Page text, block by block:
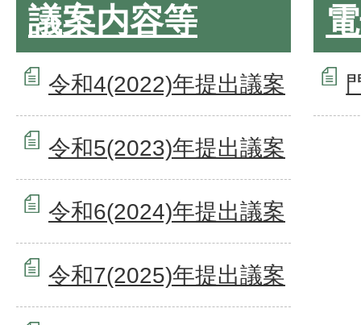
議案内容等
令和4(2022)年提出議案
令和5(2023)年提出議案
令和6(2024)年提出議案
令和7(2025)年提出議案